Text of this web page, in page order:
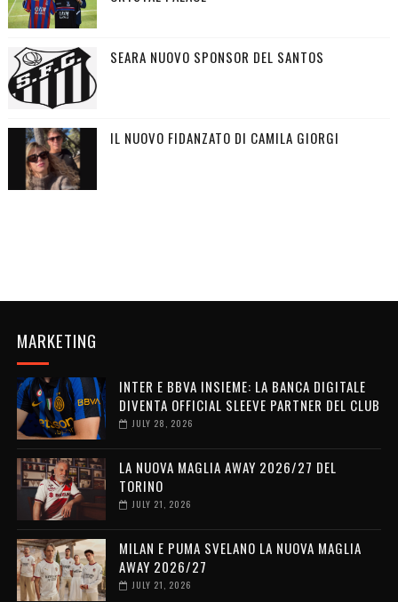
SEARA NUOVO SPONSOR DEL SANTOS
IL NUOVO FIDANZATO DI CAMILA GIORGI
MARKETING
INTER E BBVA INSIEME: LA BANCA DIGITALE
DIVENTA OFFICIAL SLEEVE PARTNER DEL CLUB
JULY 28, 2026
LA NUOVA MAGLIA AWAY 2026/27 DEL
TORINO
JULY 21, 2026
MILAN E PUMA SVELANO LA NUOVA MAGLIA
AWAY 2026/27
JULY 21, 2026